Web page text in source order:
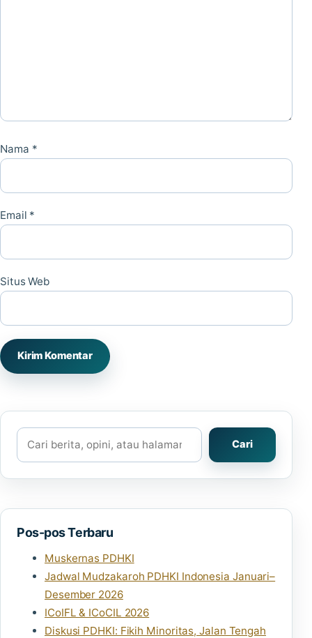
Nama *
Email *
Situs Web
Cari
Cari
Pos-pos Terbaru
Muskernas PDHKI
Jadwal Mudzakaroh PDHKI Indonesia Januari–
Desember 2026
ICoIFL & ICoCIL 2026
Diskusi PDHKI: Fikih Minoritas, Jalan Tengah